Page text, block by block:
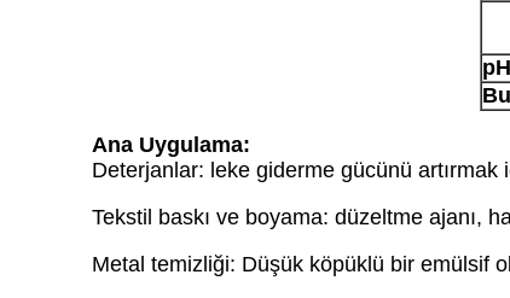
Ana Uygulama:
Deterjanlar: leke giderme gücünü artırmak
Tekstil baskı ve boyama: düzeltme ajanı,
Metal temizliği: Düşük köpüklü bir emülsif